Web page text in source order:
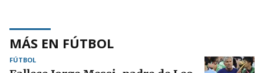
MÁS EN FÚTBOL
FÚTBOL